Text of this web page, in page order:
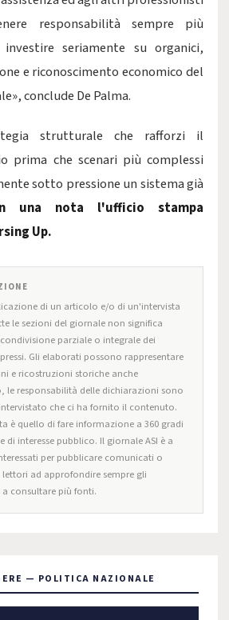
responsabilità sempre più
investire seriamente su organici,
e riconoscimento economico del
conclude De Palma.
strutturale che rafforzi il
prima che scenari più complessi
sotto pressione un sistema già
una nota l'ufficio stampa
Up.
di un articolo e/o di un'intervista
le sezioni del giornale non significa
parziale o integrale dei
Gli elaborati possono rappresentare
e ricostruzioni storiche anche
le responsabilità delle dichiarazioni sono
che ci ha fornito il contenuto.
è quello di fare informazione a 360 gradi
di interesse pubblico. Il giornale ASI è a
per pubblicare comunicati o
ad approfondire sempre gli
consultare più fonti.
— POLITICA NAZIONALE